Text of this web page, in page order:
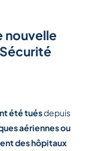
nouvelle
été tuésdepuis
aériennes ou
des hôpitaux